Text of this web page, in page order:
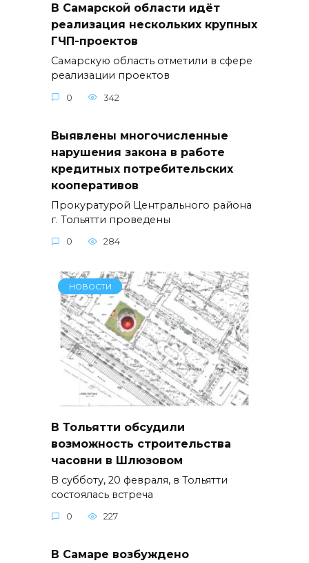
В Самарской области идёт
реализация нескольких крупных
ГЧП-проектов
Самарскую область отметили в сфере
реализации проектов
0 342
Выявлены многочисленные
нарушения закона в работе
кредитных потребительских
кооперативов
Прокуратурой Центрального района
г. Тольятти проведены
0 284
НОВОСТИ
В Тольятти обсудили
возможность строительства
часовни в Шлюзовом
В субботу, 20 февраля, в Тольятти
состоялась встреча
0 227
В Самаре возбуждено